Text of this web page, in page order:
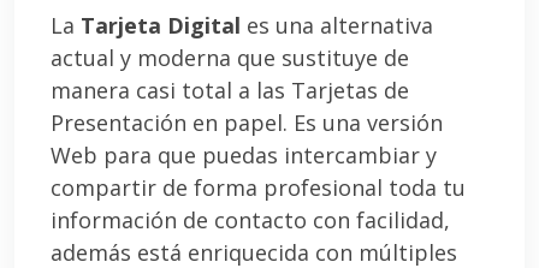
La Tarjeta Digital es una alternativa
actual y moderna que sustituye de
manera casi total a las Tarjetas de
Presentación en papel. Es una versión
Web para que puedas intercambiar y
compartir de forma profesional toda tu
información de contacto con facilidad,
además está enriquecida con múltiples